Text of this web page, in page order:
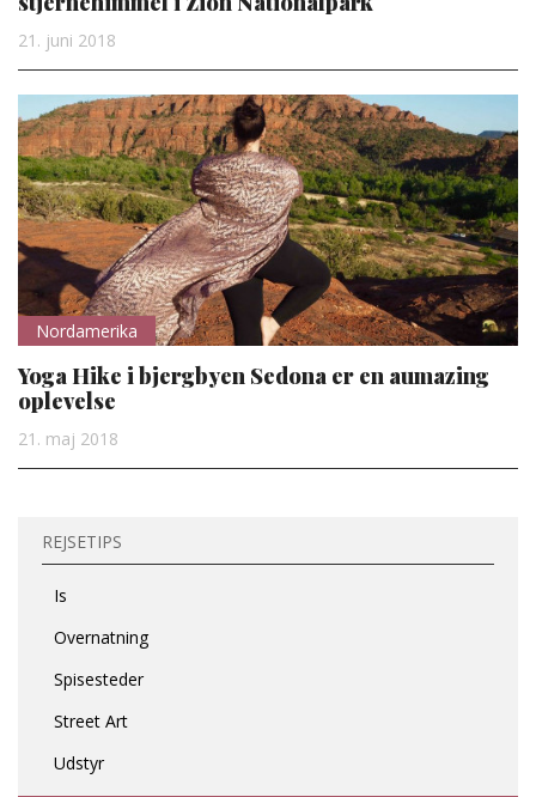
21. juni 2018
Nordamerika
Yoga Hike i bjergbyen Sedona er en aumazing
oplevelse
21. maj 2018
REJSETIPS
Is
Overnatning
Spisesteder
Street Art
Udstyr